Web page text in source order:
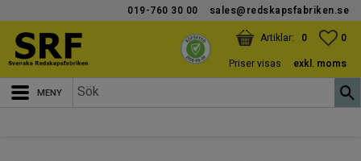
Meny
019-760 30 00 sales@redskapsfabriken.se
0
KUNDVAGN
ANTAL PRODUKTER:
0
Priser visas
exkl. moms